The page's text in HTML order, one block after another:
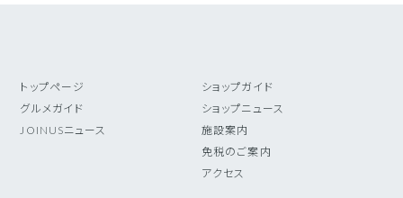
トップページ
グルメガイド
JOINUSニュース
ショップガイド
ショップニュース
施設案内
免税のご案内
アクセス